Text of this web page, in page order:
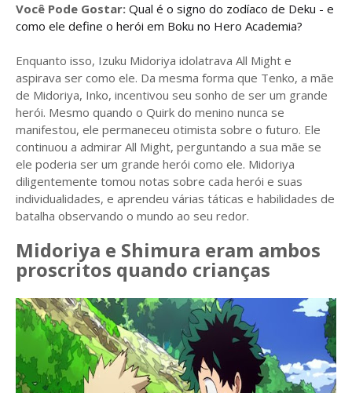
Você Pode Gostar: Qual é o signo do zodíaco de Deku - e
como ele define o herói em Boku no Hero Academia?
Enquanto isso, Izuku Midoriya idolatrava All Might e
aspirava ser como ele. Da mesma forma que Tenko, a mãe
de Midoriya, Inko, incentivou seu sonho de ser um grande
herói. Mesmo quando o Quirk do menino nunca se
manifestou, ele permaneceu otimista sobre o futuro. Ele
continuou a admirar All Might, perguntando a sua mãe se
ele poderia ser um grande herói como ele. Midoriya
diligentemente tomou notas sobre cada herói e suas
individualidades, e aprendeu várias táticas e habilidades de
batalha observando o mundo ao seu redor.
Midoriya e Shimura eram ambos
proscritos quando crianças